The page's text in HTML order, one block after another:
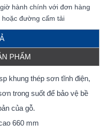
hành chính với đơn hàng
hoặc đường cấm tải
PHẨM
khung thép sơn tĩnh điện,
trong suốt để bảo vệ bề
của gỗ.
660 mm